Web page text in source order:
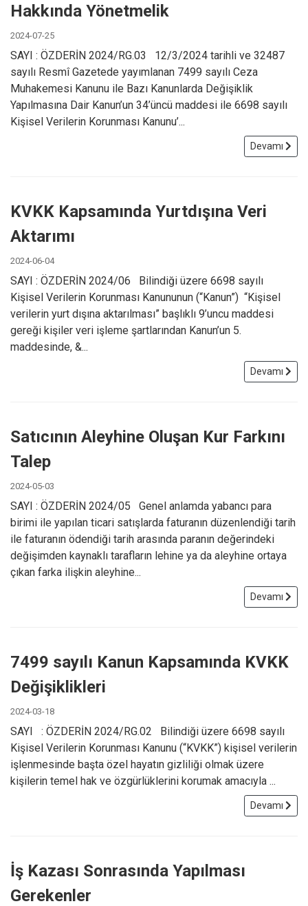
Hakkında Yönetmelik
2024-07-25
SAYI : ÖZDERİN 2024/RG.03 12/3/2024 tarihli ve 32487
sayılı Resmî Gazetede yayımlanan 7499 sayılı Ceza
Muhakemesi Kanunu ile Bazı Kanunlarda Değişiklik
Yapılmasına Dair Kanun’un 34’üncü maddesi ile 6698 sayılı
Kişisel Verilerin Korunması Kanunu’...
Devamı
KVKK Kapsamında Yurtdışına Veri
Aktarımı
2024-06-04
SAYI : ÖZDERİN 2024/06 Bilindiği üzere 6698 sayılı
Kişisel Verilerin Korunması Kanununun (“Kanun”) “Kişisel
verilerin yurt dışına aktarılması” başlıklı 9’uncu maddesi
gereği kişiler veri işleme şartlarından Kanun’un 5.
maddesinde, &...
Devamı
Satıcının Aleyhine Oluşan Kur Farkını
Talep
2024-05-03
SAYI : ÖZDERİN 2024/05 Genel anlamda yabancı para
birimi ile yapılan ticari satışlarda faturanın düzenlendiği tarih
ile faturanın ödendiği tarih arasında paranın değerindeki
değişimden kaynaklı tarafların lehine ya da aleyhine ortaya
çıkan farka ilişkin aleyhine...
Devamı
7499 sayılı Kanun Kapsamında KVKK
Değişiklikleri
2024-03-18
SAYI : ÖZDERİN 2024/RG.02 Bilindiği üzere 6698 sayılı
Kişisel Verilerin Korunması Kanunu (“KVKK”) kişisel verilerin
işlenmesinde başta özel hayatın gizliliği olmak üzere
kişilerin temel hak ve özgürlüklerini korumak amacıyla ...
Devamı
İş Kazası Sonrasında Yapılması
Gerekenler